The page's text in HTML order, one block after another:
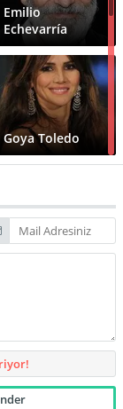
köpeği
onun kendisi
Emilio
Echevarría
Goya Toledo
Jorge Salinas
Patricio Castillo